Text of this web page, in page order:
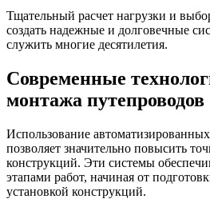
Тщательный расчет нагрузки и
создать надежные и долговечные
служить многие десятилетия.
Современные
монтажа путепроводов
Использование
позволяет значительно повысить
конструкций. Эти системы
этапами работ, начиная от
установкой конструкций.